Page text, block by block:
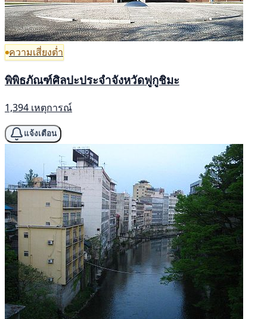
ความเสี่ยงต่ำ
พิพิธภัณฑ์ศิลปะประจำจังหวัดฟูกูชิมะ
1,394 เหตุการณ์
แจ้งเตือน